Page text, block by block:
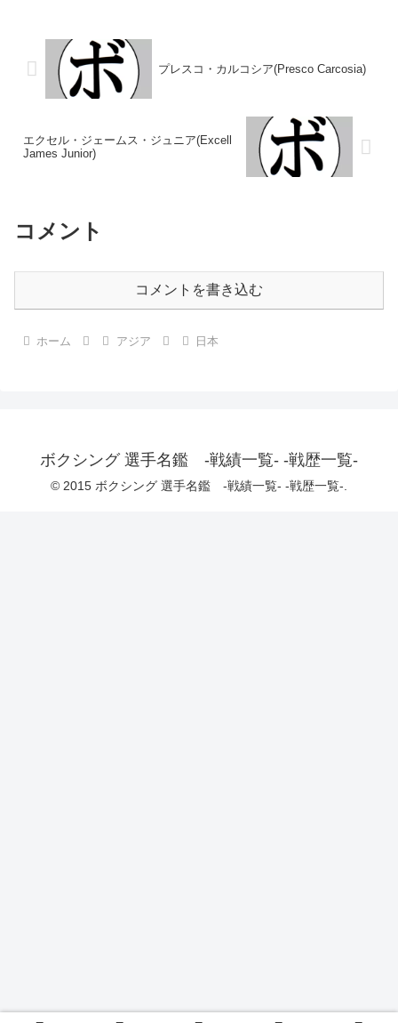
1972/02/06 △4R判定 (採...
プレスコ・カルコシア(Presco Carcosia)
エクセル・ジェームス・ジュニア(Excell
James Junior)
コメント
コメントを書き込む
ホーム アジア 日本
ボクシング 選手名鑑 -戦績一覧- -戦歴一覧-
© 2015 ボクシング 選手名鑑 -戦績一覧- -戦歴一覧-.